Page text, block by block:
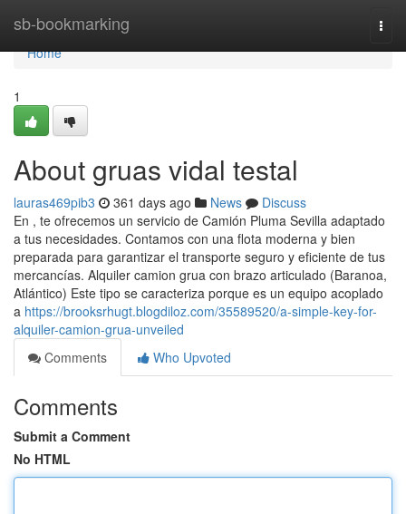
sb-bookmarking
Home
Home
1
About gruas vidal testal
lauras469pib3 361 days ago News
Discuss
En , te ofrecemos un servicio de Camión Pluma Sevilla adaptado
a tus necesidades. Contamos con una flota moderna y bien
preparada para garantizar el transporte seguro y eficiente de tus
mercancías. Alquiler camion grua con brazo articulado (Baranoa,
Atlántico) Este tipo se caracteriza porque es un equipo acoplado
a https://brooksrhugt.blogdiloz.com/35589520/a-simple-key-for-
alquiler-camion-grua-unveiled
Comments
Who Upvoted
Comments
Submit a Comment
No HTML